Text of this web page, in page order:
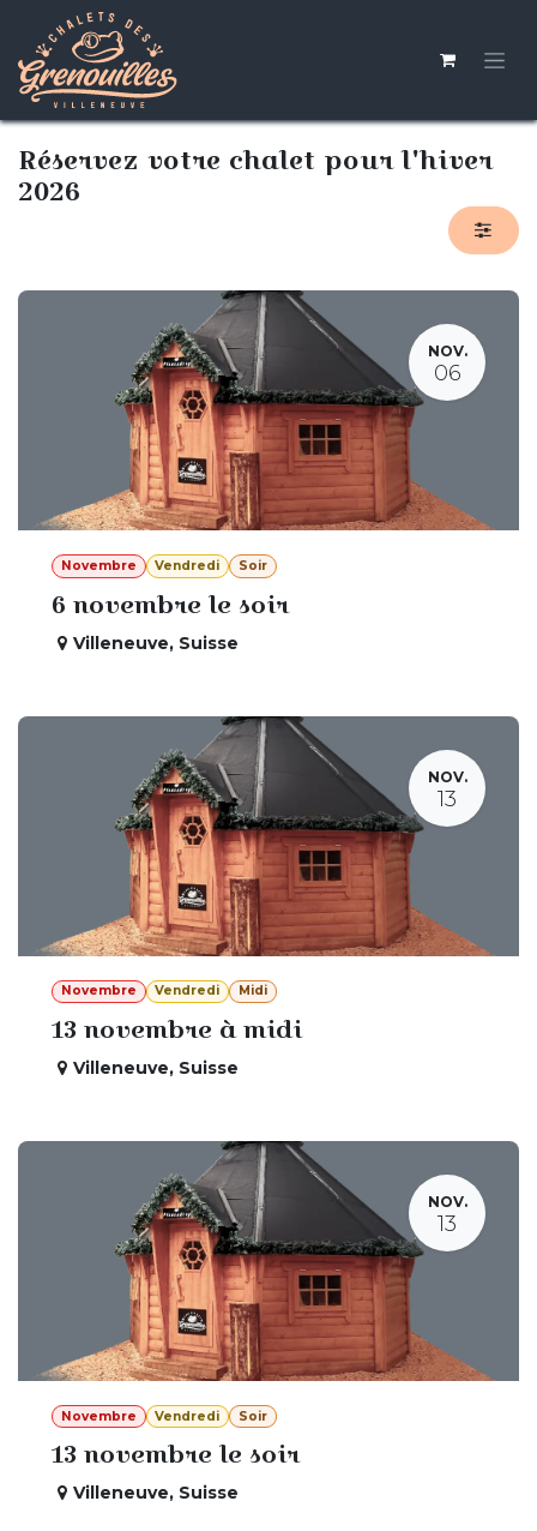
Se rendre au contenu
Réservez votre chalet pour l'hiver
2026
NOV.
06
Novembre Vendredi Soir
6 novembre le soir
Villeneuve, Suisse
NOV.
13
Novembre Vendredi Midi
13 novembre à midi
Villeneuve, Suisse
NOV.
13
Novembre Vendredi Soir
13 novembre le soir
Villeneuve, Suisse